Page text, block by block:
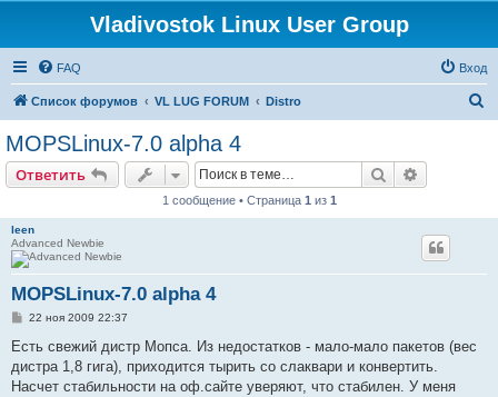
Vladivostok Linux User Group
FAQ Вход
Список форумов VL LUG FORUM Distro
MOPSLinux-7.0 alpha 4
Ответить Поиск
1 сообщение • Страница 1 из 1
leen
Advanced Newbie
MOPSLinux-7.0 alpha 4
С
о
щ
е
22 ноя 2009 22:37
Есть свежий дистр Мопса. Из недостатков - мало-мало пакетов (вес
дистра 1,8 гига), приходится тырить со слаквари и конвертить.
Насчет стабильности на оф.сайте уверяют, что стабилен. У меня